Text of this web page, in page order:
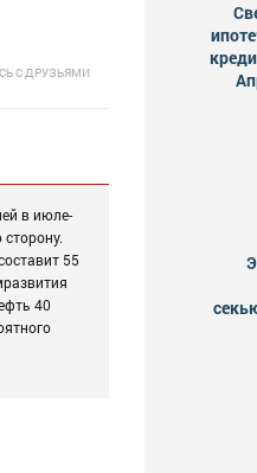
С ДРУЗЬЯМИ
в июле-
55
40